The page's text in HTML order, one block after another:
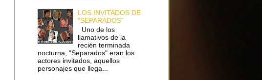
LOS INVITADOS DE
"SEPARADOS"
Uno de los
llamativos de la
recién terminada
nocturna, "Separados" eran los
actores invitados, aquellos
personajes que llega...